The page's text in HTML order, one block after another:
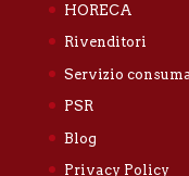
HORECA
Rivenditori
Servizio
PSR
Blog
Privacy Policy